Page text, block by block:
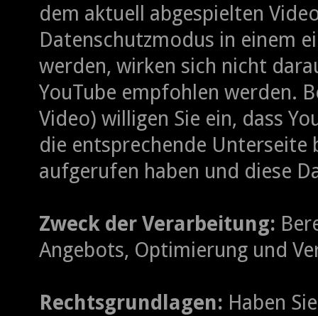
dem aktuell abgespielten
Datenschutzmodus in einem
werden, wirken sich nicht
YouTube empfohlen werden.
Video) willigen Sie ein, dass
die entsprechende Unterseite
aufgerufen haben und diese
Zweck der Verarbeitung:
Angebots, Optimierung und
Rechtsgrundlagen: Haben